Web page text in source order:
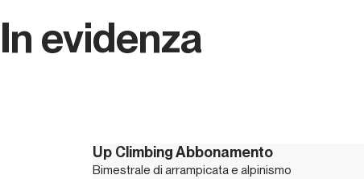
In evidenza
Up Climbing Abbonamento
Bimestrale di arrampicata e alpinismo